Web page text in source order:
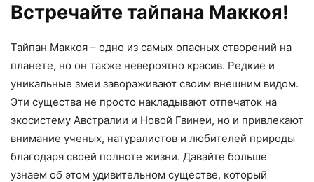
Встречайте тайпана Маккоя!
Тайпан Маккоя – одно из самых опасных створений на
планете, но он также невероятно красив. Редкие и
уникальные змеи завораживают своим внешним видом.
Эти существа не просто накладывают отпечаток на
экосистему Австралии и Новой Гвинеи, но и привлекают
внимание ученых, натуралистов и любителей природы
благодаря своей полноте жизни. Давайте больше
узнаем об этом удивительном существе, который